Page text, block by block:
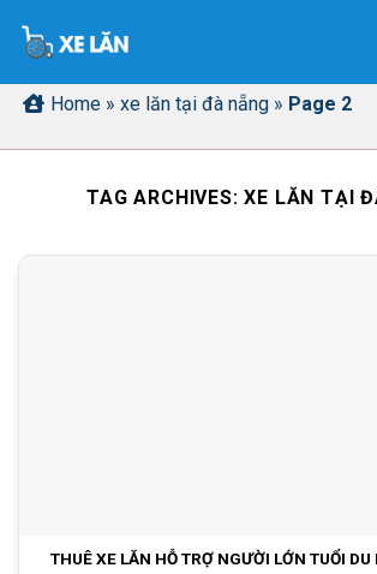
Home » xe lăn tại đà nẵng » Page 2
TAG ARCHIVES:XE LĂN TẠI
THUÊ XE LĂN HỖ TRỢ NGƯỜI LỚN TUỔI